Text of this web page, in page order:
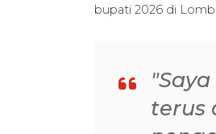
bupati 2026 di
terus